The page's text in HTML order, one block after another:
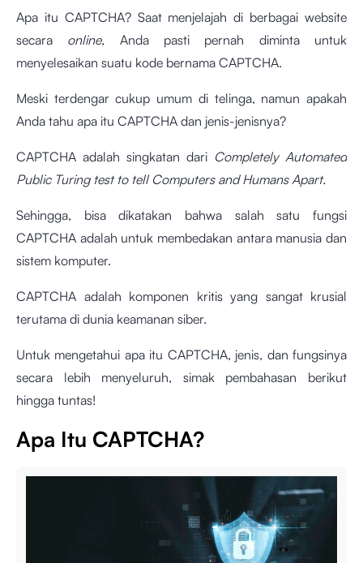
Apa itu CAPTCHA? Saat menjelajah di berbagai website
secara online, Anda pasti pernah diminta untuk
menyelesaikan suatu kode bernama CAPTCHA.
Meski terdengar cukup umum di telinga, namun apakah
Anda tahu apa itu CAPTCHA dan jenis-jenisnya?
CAPTCHA adalah singkatan dari Completely Automated
Public Turing test to tell Computers and Humans Apart.
Sehingga, bisa dikatakan bahwa salah satu fungsi
CAPTCHA adalah untuk membedakan antara manusia dan
sistem komputer.
CAPTCHA adalah komponen kritis yang sangat krusial
terutama di dunia keamanan siber.
Untuk mengetahui apa itu CAPTCHA, jenis, dan fungsinya
secara lebih menyeluruh, simak pembahasan berikut
hingga tuntas!
Apa Itu CAPTCHA?